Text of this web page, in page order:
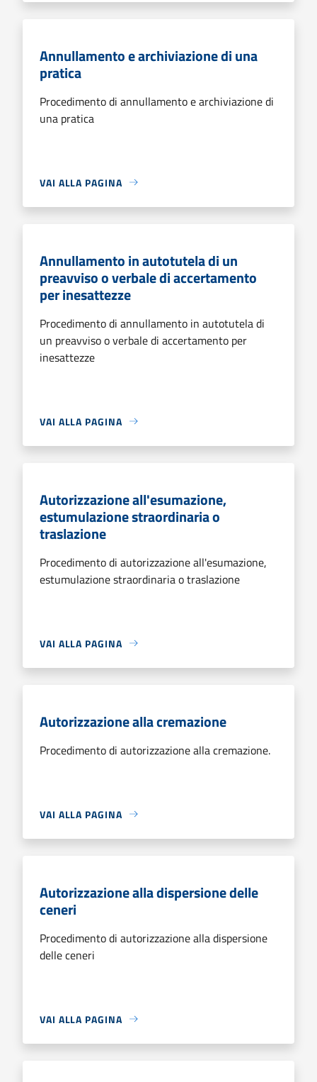
Annullamento e archiviazione di una
pratica
Procedimento di annullamento e archiviazione di
una pratica
VAI ALLA PAGINA
Annullamento in autotutela di un
preavviso o verbale di accertamento
per inesattezze
Procedimento di annullamento in autotutela di
un preavviso o verbale di accertamento per
inesattezze
VAI ALLA PAGINA
Autorizzazione all'esumazione,
estumulazione straordinaria o
traslazione
Procedimento di autorizzazione all'esumazione,
estumulazione straordinaria o traslazione
VAI ALLA PAGINA
Autorizzazione alla cremazione
Procedimento di autorizzazione alla cremazione.
VAI ALLA PAGINA
Autorizzazione alla dispersione delle
ceneri
Procedimento di autorizzazione alla dispersione
delle ceneri
VAI ALLA PAGINA